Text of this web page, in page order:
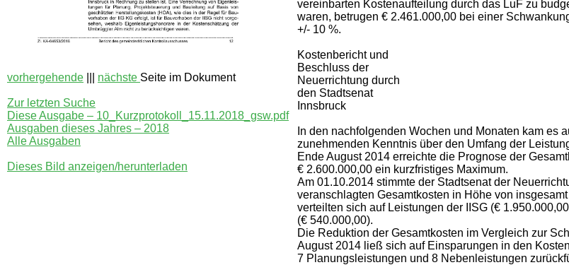
vorhergehende nächste Seite im Dokument
Zur letzten Suche
Diese Ausgabe – 10_Kurzprotokoll_15.11.2018_gsw.pdf
Ausgaben dieses Jahres – 2018
Alle Ausgaben
Dieses Bild anzeigen/herunterladen
vereinbarten Kostenaufteilung durch das LuF zu
waren, betrugen € 2.461.000,00 bei einer
+/- 10 %.
Kostenbericht und
Beschluss der
Neuerrichtung durch
den Stadtsenat
Innsbruck
In den nachfolgenden Wochen und Monaten kam es
zunehmenden Kenntnis über den Umfang der
Ende August 2014 erreichte die Prognose der
€ 2.600.000,00 ein kurzfristiges Maximum.
Am 01.10.2014 stimmte der Stadtsenat der
veranschlagten Gesamtkosten in Höhe von
verteilten sich auf Leistungen der IISG (€
(€ 540.000,00).
Die Reduktion der Gesamtkosten im Vergleich zur
August 2014 ließ sich auf Einsparungen in den
7 Planungsleistungen und 8 Nebenleistungen